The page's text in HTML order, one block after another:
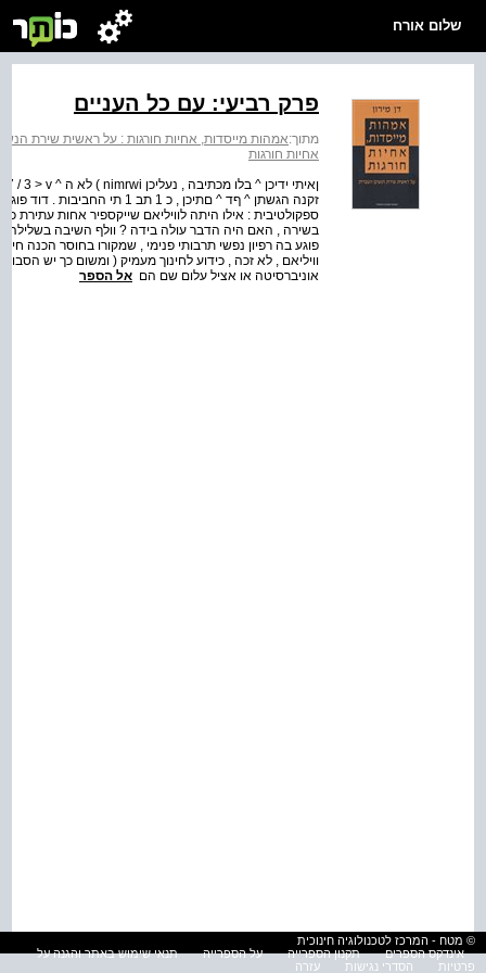
שלום אורח
פרק רביעי: עם כל העניים
מתוך:אמהות מייסדות, אחיות חורגות : על ראשית שירת
אחיות חורגות
זקנה הגשתן ^ ףד ^ םתיכן , כ 1
ספקולטיבית : אילו היתה לוויליאם שייקספיר אחות עתירת
בשירה , האם היה הדבר עולה בידה ? וולף השיבה
פוגע בה רפיון נפשי תרבותי פנימי , שמקורו בחוסר הכנה
וויליאם , לא זכה , כידוע לחינוך מעמיק ( ומשום כך יש
אוניברסיטה או אציל עלום שם הם אל הספר
© מטח - המרכז לטכנולוגיה חינוכית
אינדקס הספרים
תקנון הספרייה על הספרייה
תנאי שימוש באתר והגנה על
פרטיות
הסדרי נגישות עזרה